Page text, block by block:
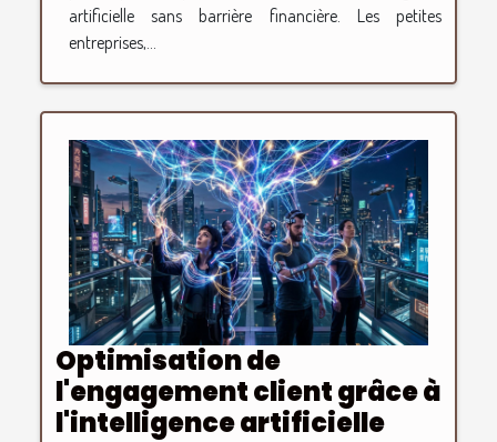
artificielle sans barrière financière. Les petites
entreprises,...
Optimisation de
l'engagement client grâce à
l'intelligence artificielle